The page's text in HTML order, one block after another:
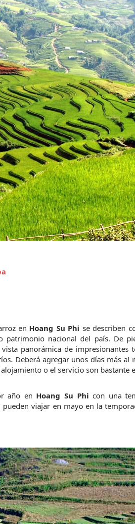
en Hoang Su Phi se describen
patrimonio nacional del país. De
panorámica de impresionantes
Deberá agregar unos días más
o el servicio son bastante
año en Hoang Su Phi con una
viajar en mayo en la